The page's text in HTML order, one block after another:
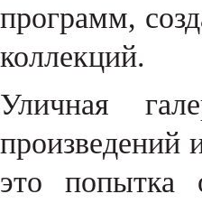
программ,
коллекций.
Уличная
произведений
это попытка